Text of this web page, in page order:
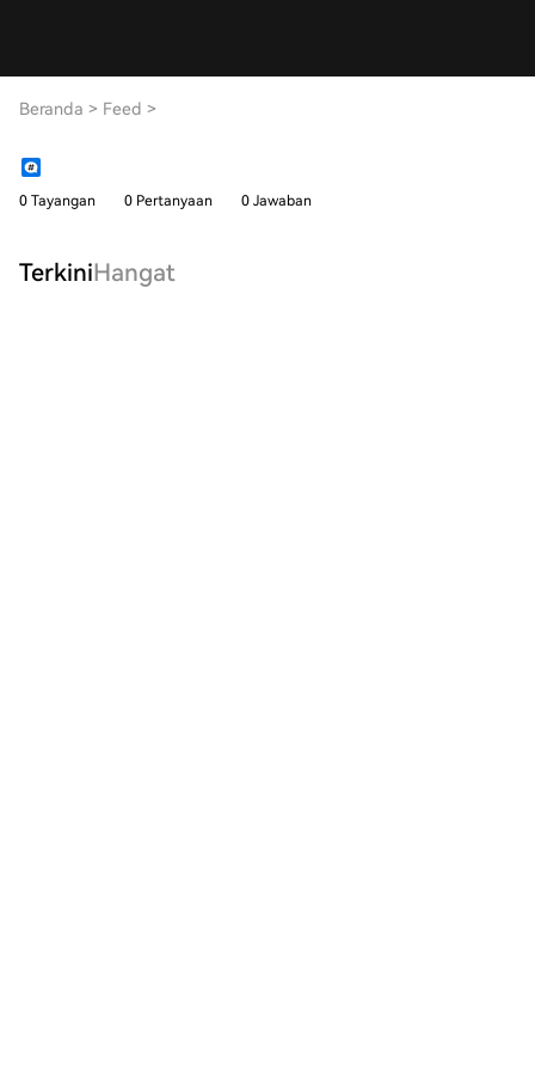
Beranda > Feed >
0 Tayangan 0 Pertanyaan 0 Jawaban
TerkiniHangat